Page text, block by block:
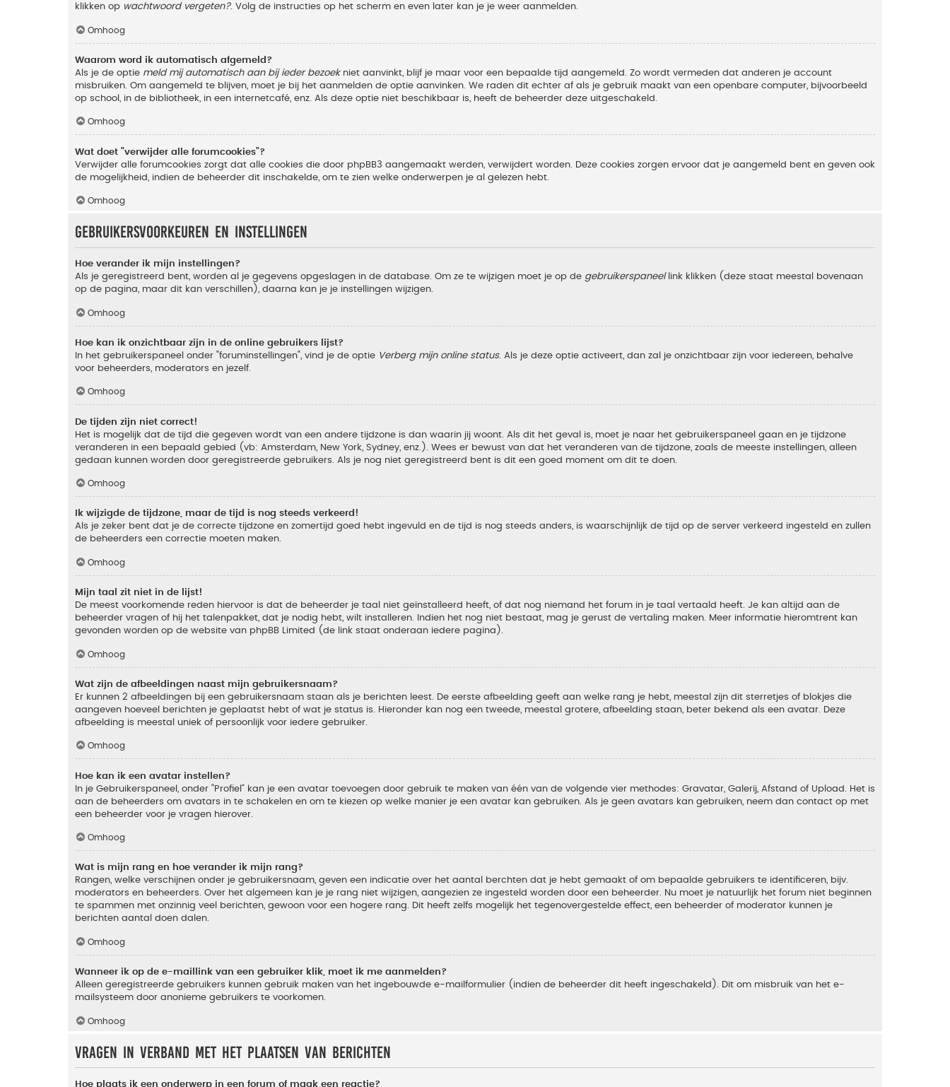
klikken op wachtwoord vergeten?. Volg de instructies op het scherm en even later kan je je weer aanmelden.
Omhoog
Waarom word ik automatisch afgemeld?
Als je de optie meld mij automatisch aan bij ieder bezoekniet aanvinkt, blijf je maar voor een bepaalde tijd aangemeld. Zo wordt vermeden dat anderen je account
misbruiken. Om aangemeld te blijven, moet je bij het aanmelden de optie aanvinken. We raden dit echter af als je gebruik maakt van een openbare computer, bijvoorbeeld
op school, in de bibliotheek, in een internetcafé, enz. Als deze optie niet beschikbaar is, heeft de beheerder deze uitgeschakeld.
Omhoog
Wat doet "verwijder alle forumcookies"?
Verwijder alle forumcookies zorgt dat alle cookies die door phpBB3 aangemaakt werden, verwijdert worden. Deze cookies zorgen ervoor dat je aangemeld bent en geven ook
de mogelijkheid, indien de beheerder dit inschakelde, om te zien welke onderwerpen je al gelezen hebt.
Omhoog
Gebruikersvoorkeuren en instellingen
Hoe verander ik mijn instellingen?
Als je geregistreerd bent, worden al je gegevens opgeslagen in de database. Om ze te wijzigen moet je op de gebruikerspaneellink klikken (deze staat meestal bovenaan
op de pagina, maar dit kan verschillen), daarna kan je je instellingen wijzigen.
Omhoog
Hoe kan ik onzichtbaar zijn in de online gebruikers lijst?
In het gebruikerspaneel onder "foruminstellingen", vind je de optie Verberg mijn online status. Als je deze optie activeert, dan zal je onzichtbaar zijn voor iedereen, behalve
voor beheerders, moderators en jezelf.
Omhoog
De tijden zijn niet correct!
Het is mogelijk dat de tijd die gegeven wordt van een andere tijdzone is dan waarin jij woont. Als dit het geval is, moet je naar het gebruikerspaneel gaan en je tijdzone
veranderen in een bepaald gebied (vb: Amsterdam, New York, Sydney, enz.). Wees er bewust van dat het veranderen van de tijdzone, zoals de meeste instellingen, alleen
gedaan kunnen worden door geregistreerde gebruikers. Als je nog niet geregistreerd bent is dit een goed moment om dit te doen.
Omhoog
Ik wijzigde de tijdzone, maar de tijd is nog steeds verkeerd!
Als je zeker bent dat je de correcte tijdzone en zomertijd goed hebt ingevuld en de tijd is nog steeds anders, is waarschijnlijk de tijd op de server verkeerd ingesteld en zullen
de beheerders een correctie moeten maken.
Omhoog
Mijn taal zit niet in de lijst!
De meest voorkomende reden hiervoor is dat de beheerder je taal niet geïnstalleerd heeft, of dat nog niemand het forum in je taal vertaald heeft. Je kan altijd aan de
beheerder vragen of hij het talenpakket, dat je nodig hebt, wilt installeren. Indien het nog niet bestaat, mag je gerust de vertaling maken. Meer informatie hieromtrent kan
gevonden worden op de website van phpBB Limited (de link staat onderaan iedere pagina).
Omhoog
Wat zijn de afbeeldingen naast mijn gebruikersnaam?
Er kunnen 2 afbeeldingen bij een gebruikersnaam staan als je berichten leest. De eerste afbeelding geeft aan welke rang je hebt, meestal zijn dit sterretjes of blokjes die
aangeven hoeveel berichten je geplaatst hebt of wat je status is. Hieronder kan nog een tweede, meestal grotere, afbeelding staan, beter bekend als een avatar. Deze
afbeelding is meestal uniek of persoonlijk voor iedere gebruiker.
Omhoog
Hoe kan ik een avatar instellen?
In je Gebruikerspaneel, onder “Profiel” kan je een avatar toevoegen door gebruik te maken van één van de volgende vier methodes: Gravatar, Galerij, Afstand of Upload. Het is
aan de beheerders om avatars in te schakelen en om te kiezen op welke manier je een avatar kan gebruiken. Als je geen avatars kan gebruiken, neem dan contact op met
een beheerder voor je vragen hierover.
Omhoog
Wat is mijn rang en hoe verander ik mijn rang?
Rangen, welke verschijnen onder je gebruikersnaam, geven een indicatie over het aantal berchten dat je hebt gemaakt of om bepaalde gebruikers te identificeren, bijv.
moderators en beheerders. Over het algemeen kan je je rang niet wijzigen, aangezien ze ingesteld worden door een beheerder. Nu moet je natuurlijk het forum niet beginnen
te spammen met onzinnig veel berichten, gewoon voor een hogere rang. Dit heeft zelfs mogelijk het tegenovergestelde effect, een beheerder of moderator kunnen je
berichten aantal doen dalen.
Omhoog
Wanneer ik op de e-maillink van een gebruiker klik, moet ik me aanmelden?
Alleen geregistreerde gebruikers kunnen gebruik maken van het ingebouwde e-mailformulier (indien de beheerder dit heeft ingeschakeld). Dit om misbruik van het e-
mailsysteem door anonieme gebruikers te voorkomen.
Omhoog
Vragen in verband met het plaatsen van berichten
Hoe plaats ik een onderwerp in een forum of maak een reactie?